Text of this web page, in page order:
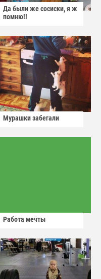
Да были же сосиски, я ж
помню!!
Мурашки забегали
Работа мечты